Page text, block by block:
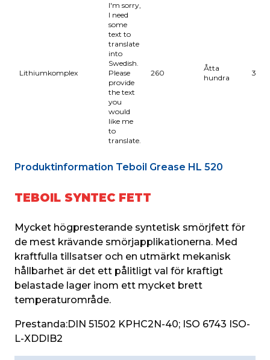
Lithiumkomplex
I'm sorry,
I need
some
text to
translate
into
Swedish.
Please
provide
the text
you
would
like me
to
translate.
260
Åtta
hundra
Produktinformation Teboil Grease HL 520
TEBOIL SYNTEC FETT
Mycket högpresterande syntetisk smörjfett för
de mest krävande smörjapplikationerna. Med
kraftfulla tillsatser och en utmärkt mekanisk
hållbarhet är det ett pålitligt val för kraftigt
belastade lager inom ett mycket brett
temperaturområde.
Prestanda:DIN 51502 KPHC2N-40; ISO 6743 ISO-
L-XDDIB2